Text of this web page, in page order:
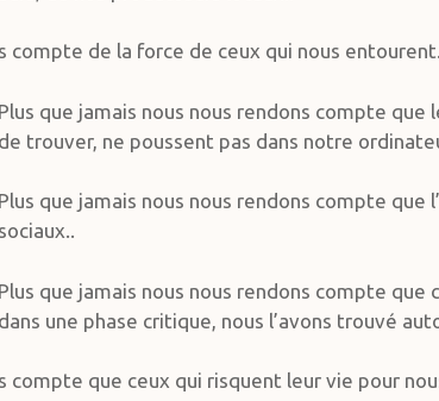
compte de la force de ceux qui nous entourent.
Plus que jamais nous nous rendons compte
de trouver, ne poussent pas dans notre
Plus que jamais nous nous rendons compte que
sociaux..
Plus que jamais nous nous rendons compte que
dans une phase critique, nous l’avons trouvé
compte que ceux qui risquent leur vie pour